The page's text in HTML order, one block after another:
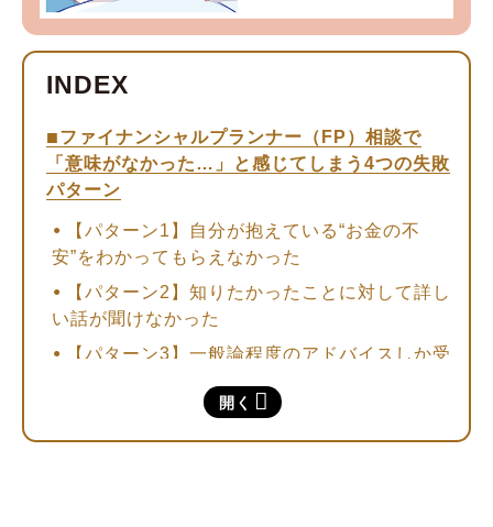
開く
ファイナンシャルプランナー（FP）相談で
「意味がなかった…」と感じてしまう4つの失敗
パターン
【パターン1】自分が抱えている“お金の不
安”をわかってもらえなかった
【パターン2】知りたかったことに対して詳し
い話が聞けなかった
【パターン3】一般論程度のアドバイスしか受
【パターン4】期待していたような話を教えて
もらえなかった